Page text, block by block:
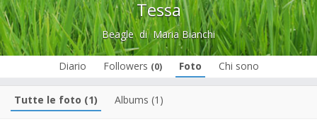
Tessa
BeaglediMaria Bianchi
Diario Followers (0) Foto Chi sono
Tutte le foto (1) Albums (1)